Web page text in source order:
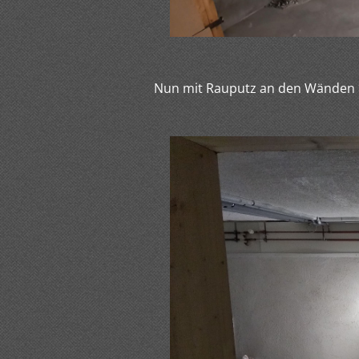
Nun mit Rauputz an den Wänden